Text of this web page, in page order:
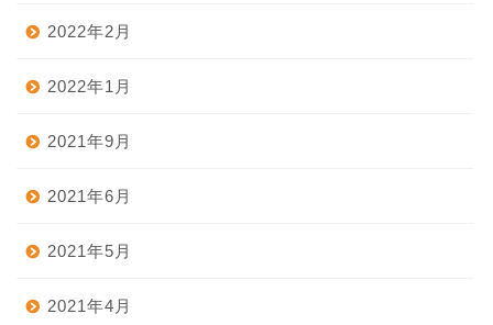
2022年2月
2022年1月
2021年9月
2021年6月
2021年5月
2021年4月